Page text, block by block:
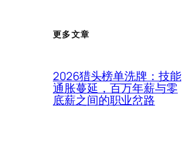
更多文章
2026猎头榜单洗牌：技能
通胀蔓延，百万年薪与零
底薪之间的职业岔路